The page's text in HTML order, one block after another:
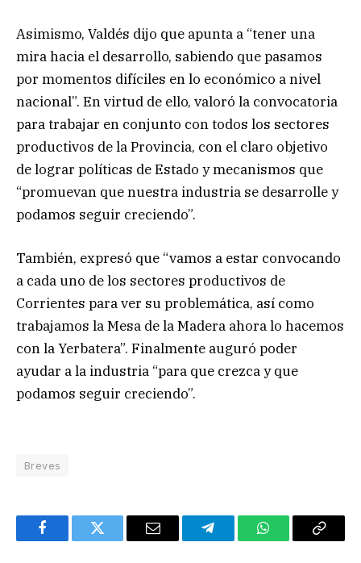
Asimismo, Valdés dijo que apunta a “tener una
mira hacia el desarrollo, sabiendo que pasamos
por momentos difíciles en lo económico a nivel
nacional”. En virtud de ello, valoró la convocatoria
para trabajar en conjunto con todos los sectores
productivos de la Provincia, con el claro objetivo
de lograr políticas de Estado y mecanismos que
“promuevan que nuestra industria se desarrolle y
podamos seguir creciendo”.
También, expresó que “vamos a estar convocando
a cada uno de los sectores productivos de
Corrientes para ver su problemática, así como
trabajamos la Mesa de la Madera ahora lo hacemos
con la Yerbatera”. Finalmente auguró poder
ayudar a la industria “para que crezca y que
podamos seguir creciendo”.
Breves
FacebookTwitter Email TelegramWhatsAppCopy